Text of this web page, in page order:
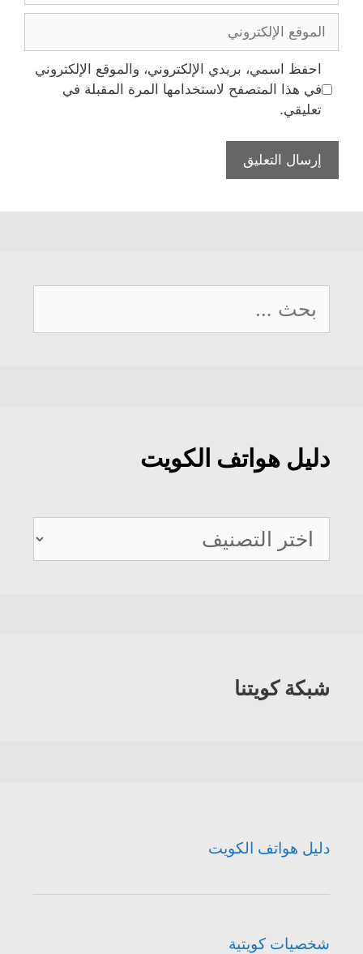
الموقع
الإلكتروني
احفظ اسمي، بريدي الإلكتروني، والموقع الإلكتروني
في هذا المتصفح لاستخدامها المرة المقبلة في
تعليقي.
عن:
دليل هواتف الكويت
دليل
هواتف
شبكة كويتنا
دليل هواتف الكويت
شخصيات كويتية